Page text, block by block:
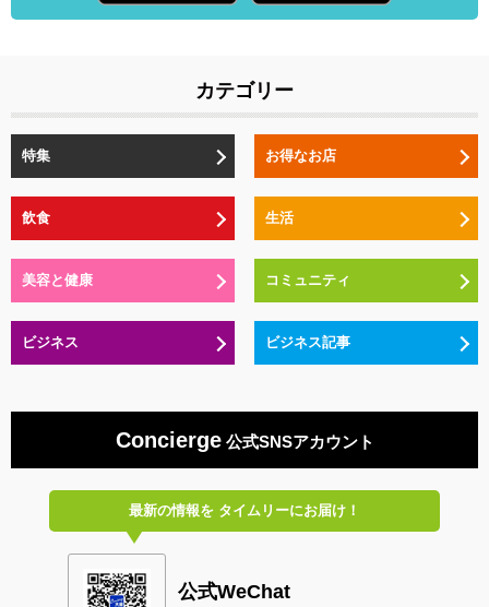
カテゴリー
特集 お得なお店
飲食 生活
美容と健康 コミュニティ
ビジネス ビジネス記事
Concierge公式SNSアカウント
最新の情報をタイムリーにお届け！
公式WeChat